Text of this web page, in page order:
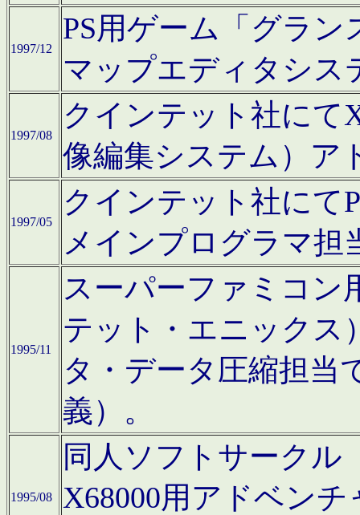
1997/12
PS用ゲーム「グラン
マップエディタシス
1997/08
クインテット社にて
像編集システム）ア
1997/05
クインテット社にて
メインプログラマ担
1995/11
スーパーファミコン
テット・エニックス
タ・データ圧縮担当
義）。
1995/08
同人ソフトサークル
X68000用アドベン